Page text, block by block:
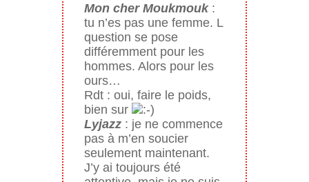
Mon cher Moukmouk:
tu n’es pas une femme. L
question se pose
différemment pour les
hommes. Alors pour les
ours…
Rdt : oui, faire le poids,
bien sur
Lyjazz: je ne commence
pas à m’en soucier
seulement maintenant.
J’y ai toujours été